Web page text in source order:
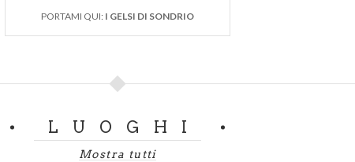
PORTAMI QUI: I GELSI DI SONDRIO
LUOGHI
Mostra tutti